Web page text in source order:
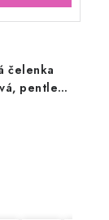
čelenka
pentle